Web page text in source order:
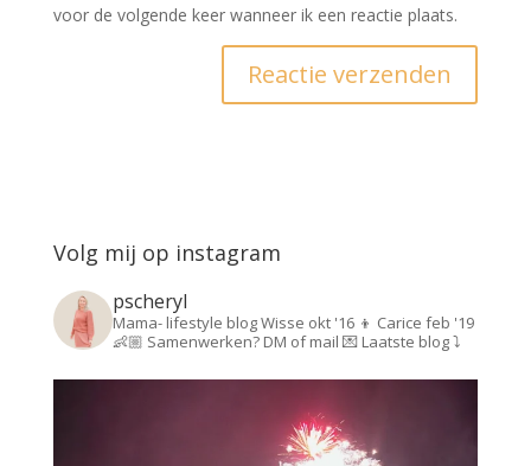
voor de volgende keer wanneer ik een reactie plaats.
Volg mij op instagram
pscheryl
Mama- lifestyle blogWisse okt '16 👦 Carice feb '19
👶🏼 Samenwerken? DM of mail 💌Laatste blog ⤵️